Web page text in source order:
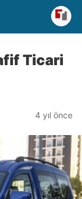
Ticari
4 yıl önce